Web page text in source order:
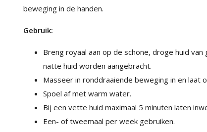
beweging in de handen.
Gebruik:
Breng royaal aan op de schone, droge huid
natte huid worden aangebracht.
Masseer in ronddraaiende beweging in en laat
Spoel af met warm water.
Bij een vette huid maximaal 5 minuten laten
Een- of tweemaal per week gebruiken.